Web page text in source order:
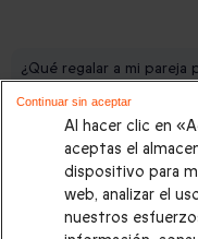
¿Qué regalar a mi pareja
¿Qué regalar a mi marido
¿Qué hacer durante las
Ideas para organizar
¿Qué regalar por
Al hacer clic en
aceptas el
dispositivo para
web, analizar el
nuestros
Continuar sin aceptar